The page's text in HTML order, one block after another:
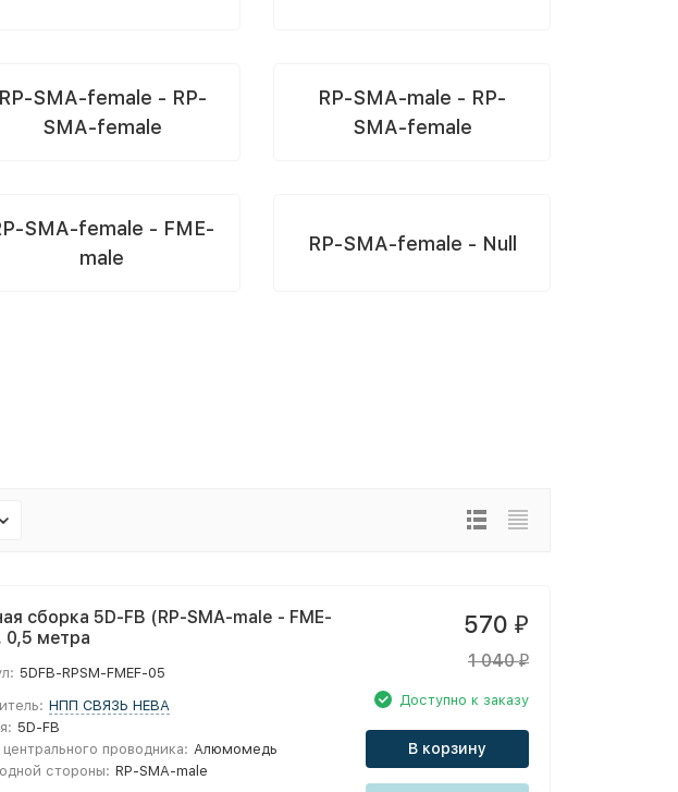
RP-SMA-female - RP-
SMA-female
RP-SMA-male - RP-
SMA-female
SMA-female - FME-
male
RP-SMA-female - Null
сборка 5D-FB (RP-SMA-male - FME-
0,5 метра
5DFB-RPSM-FMEF-05
НПП СВЯЗЬ НЕВА
5D-FB
проводника: Алюмомедь
стороны: RP-SMA-male
570 ₽
1 040₽
Доступно к заказу
В корзину